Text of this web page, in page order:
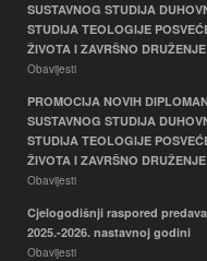
SUSTAVNOG STUDIJA
STUDIJA TEOLOGIJE
ŽIVOTA I ZAVRŠNO
Obavijesti
PROMOCIJA NOVIH
SUSTAVNOG STUDIJA
STUDIJA TEOLOGIJE
ŽIVOTA I ZAVRŠNO DRUŽENJE
Obavijesti
Cjelogodišnji raspored
2025.-2026. nastavnoj godini
Obavijesti